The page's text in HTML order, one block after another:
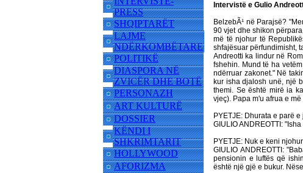
PRESS
SHQIPTARËT
LAJME
NDËRKOMBËTARE
POLITIKË
DIASPORA NË
ZVICËR DHE BOTË
PERSONAZH
ART KULTURË
DOSSIER
KËNDI I
SHKRIMTARIT
HOLLYWOOD
AFORIZMA
Intervistë e Gulio
BelzebÃ¹ në Parajsë?
90 vjet dhe shikon
më të njohur të
shfajësuar përfundimisht,
Andreotti ka lindur në
fshehin. Mund të ha
ndërruar zakonet." Në
kur isha djalosh unë, një
themi. Se është mirë ia
vjeç). Papa m'u afrua e
PYETJE: Dhurata e parë
GIULIO ANDREOTTI:
PYETJE: Nuk e keni
GIULIO ANDREOTTI:
pensionin e luftës që
është një gjë e bukur.